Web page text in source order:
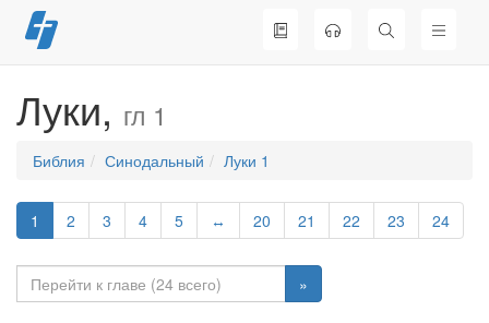
Перейти
к
Луки, гл 1
Библия Синодальный Луки 1
1 2 3 4 5 ↔ 20 21 22 23 24
»